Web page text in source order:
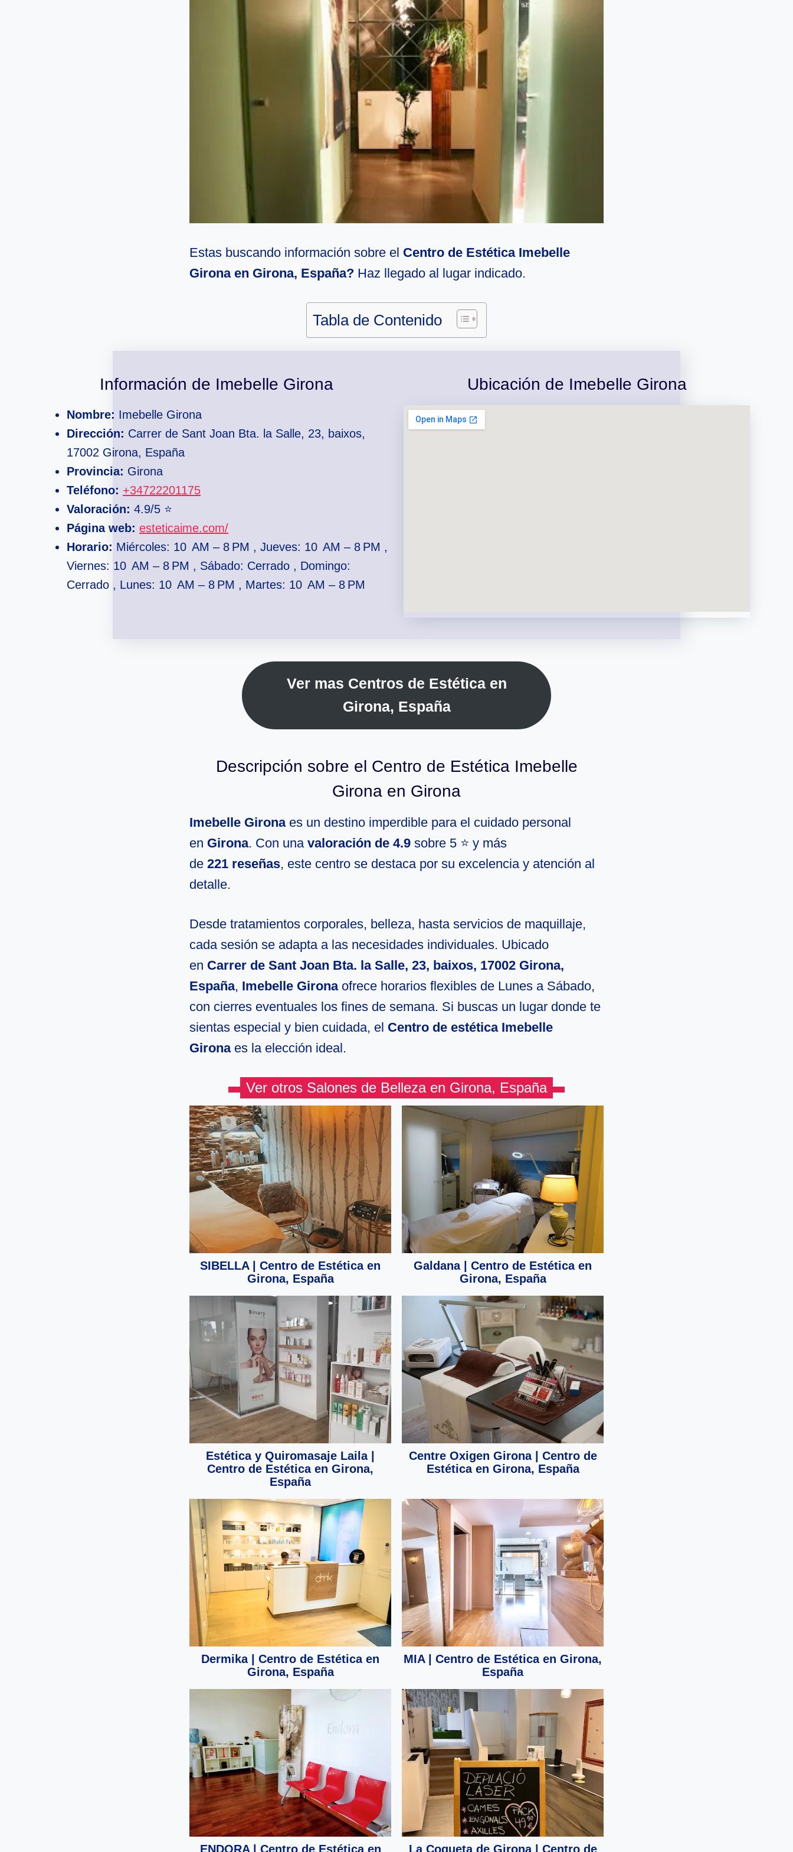
Estas buscando información sobre el Centro de Estética Imebelle
Girona en Girona, España? Haz llegado al lugar indicado.
Tabla de Contenido
Información de Imebelle Girona
Nombre: Imebelle Girona
Dirección: Carrer de Sant Joan Bta. la Salle, 23, baixos,
17002 Girona, España
Provincia: Girona
Teléfono: +34722201175
Valoración: 4.9/5 ⭐
Página web: esteticaime.com/
Horario: Miércoles: 10 AM – 8 PM , Jueves: 10 AM – 8 PM ,
Viernes: 10 AM – 8 PM , Sábado: Cerrado , Domingo:
Cerrado , Lunes: 10 AM – 8 PM , Martes: 10 AM – 8 PM
Ubicación de Imebelle Girona
Ver mas Centros de Estética en
Girona, España
Descripción sobre el Centro de Estética Imebelle
Girona en Girona
Imebelle Gironaes un destino imperdible para el cuidado personal
en Girona. Con una valoración de 4.9 sobre 5 ⭐ y más
de 221 reseñas, este centro se destaca por su excelencia y atención al
detalle.
Desde tratamientos corporales, belleza, hasta servicios de maquillaje,
cada sesión se adapta a las necesidades individuales. Ubicado
en Carrer de Sant Joan Bta. la Salle, 23, baixos, 17002 Girona,
España, Imebelle Gironaofrece horarios flexibles de Lunes a Sábado,
con cierres eventuales los fines de semana. Si buscas un lugar donde te
sientas especial y bien cuidada, el Centro de estética Imebelle
Gironaes la elección ideal.
Ver otros Salones de Belleza en Girona, España
SIBELLA | Centro de Estética en
Girona, España
Galdana | Centro de Estética en
Girona, España
Estética y Quiromasaje Laila |
Centro de Estética en Girona,
España
Centre Oxigen Girona | Centro de
Estética en Girona, España
Dermika | Centro de Estética en
Girona, España
MIA | Centro de Estética en Girona,
España
ENDORA | Centro de Estética en La Coqueta de Girona | Centro de